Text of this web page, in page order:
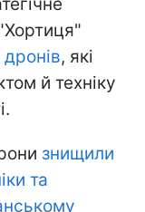
, які
й техніку
знищили
та